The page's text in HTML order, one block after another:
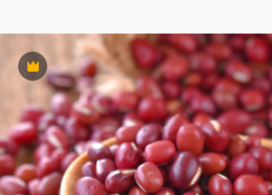
Premium